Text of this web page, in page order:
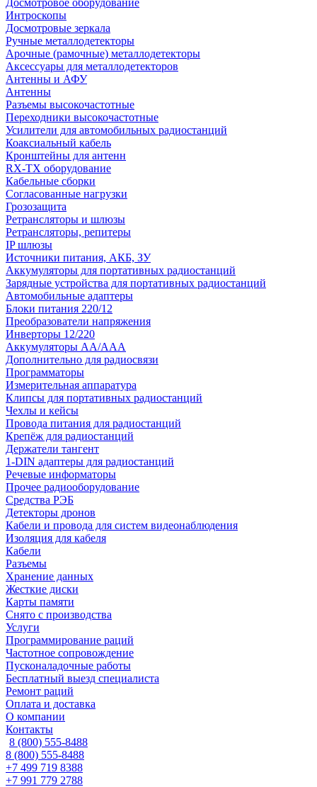
Досмотровое оборудование
Интроскопы
Досмотровые зеркала
Ручные металлодетекторы
Арочные (рамочные) металлодетекторы
Аксессуары для металлодетекторов
Антенны и АФУ
Антенны
Разъемы высокочастотные
Переходники высокочастотные
Усилители для автомобильных радиостанций
Коаксиальный кабель
Кронштейны для антенн
RX-TX оборудование
Кабельные сборки
Согласованные нагрузки
Грозозащита
Ретрансляторы и шлюзы
Ретрансляторы, репитеры
IP шлюзы
Источники питания, АКБ, ЗУ
Аккумуляторы для портативных радиостанций
Зарядные устройства для портативных радиостанций
Автомобильные адаптеры
Блоки питания 220/12
Преобразователи напряжения
Инверторы 12/220
Аккумуляторы АА/ААА
Дополнительно для радиосвязи
Программаторы
Измерительная аппаратура
Клипсы для портативных радиостанций
Чехлы и кейсы
Провода питания для радиостанций
Крепёж для радиостанций
Держатели тангент
1-DIN адаптеры для радиостанций
Речевые информаторы
Прочее радиооборудование
Средства РЭБ
Детекторы дронов
Кабели и провода для систем видеонаблюдения
Изоляция для кабеля
Кабели
Разъемы
Хранение данных
Жесткие диски
Карты памяти
Снято с производства
Услуги
Программирование раций
Частотное сопровождение
Пусконаладочные работы
Бесплатный выезд специалиста
Ремонт раций
Оплата и доставка
О компании
Контакты
8 (800) 555-8488
8 (800) 555-8488
+7 499 719 8388
+7 991 779 2788